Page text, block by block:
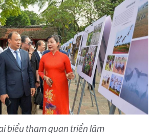
biểu tham quan triển lãm